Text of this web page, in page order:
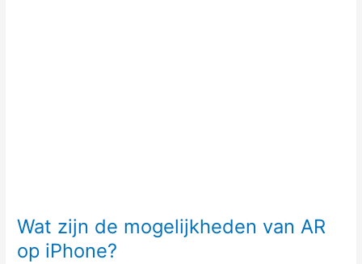
Wat zijn de mogelijkheden van AR
op iPhone?